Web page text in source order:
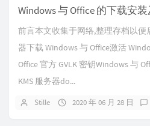
前言本文收集于网络,整理存档以便
器下载 Windows 与 Office激活
Office 官方 GVLK 密钥Windows 与
KMS 服务器do...
Stille 2020 年 06 月 28 日